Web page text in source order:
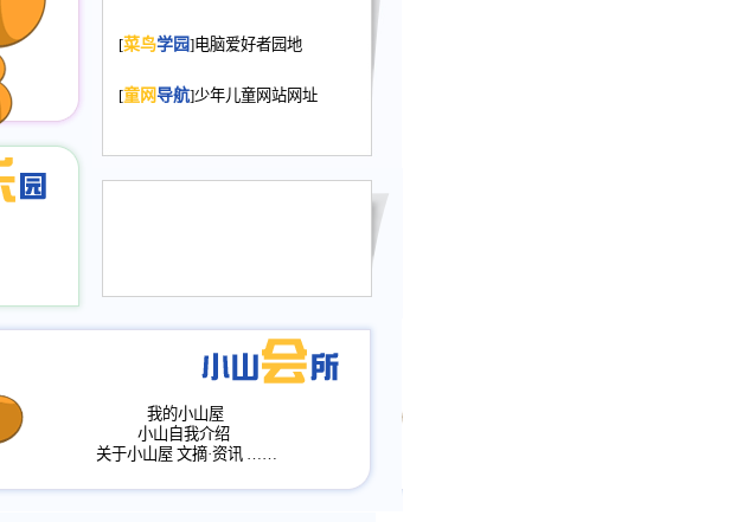
年，2009版提前启用，小山屋全面
小山画廊均增加多个新栏目。。
评分、顶功能，作文宝典改版。
[菜鸟学园]电脑爱好者园地
[童网导航]少年儿童网站网址
我的小山屋
小山自我介绍
关于小山屋 文摘·资讯 ……